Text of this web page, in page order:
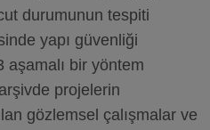
durumunun tespiti
yapı güvenliği
aşamalı bir yöntem
projelerin
gözlemsel çalışmalar ve